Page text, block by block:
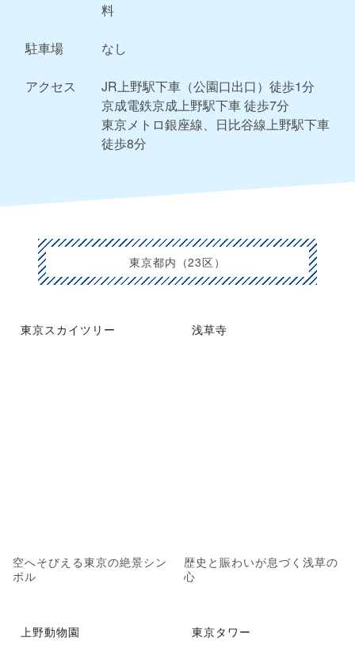
料
駐車場 なし
アクセス
JR上野駅下車（公園口出口）徒歩1分
京成電鉄京成上野駅下車 徒歩7分
東京メトロ銀座線、日比谷線上野駅下車
徒歩8分
東京都内（23区）
東京スカイツリー
空へそびえる東京の絶景シン
ボル
浅草寺
歴史と賑わいが息づく浅草の
心
上野動物園 東京タワー